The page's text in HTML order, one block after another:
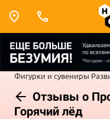
Фигурки и сувениры
Отзывы о
Горячий лёд